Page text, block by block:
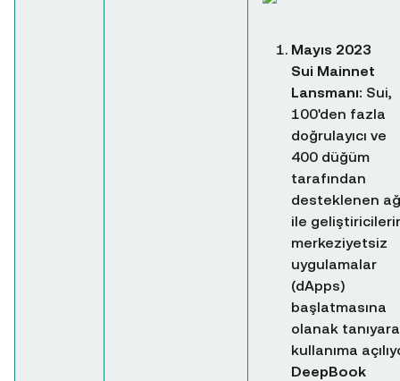
Mayıs 2023
Sui Mainnet
Lansmanı: Sui,
100'den fazla
doğrulayıcı ve
400 düğüm
tarafından
desteklenen
ile
merkeziyetsiz
uygulamalar
(dApps)
başlatmasına
olanak
kullanıma
DeepBook